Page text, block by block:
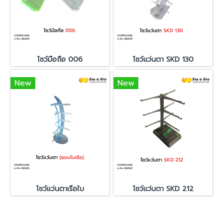
โชว์มือถือ 006 โชว์แว่นตา SKD 130
New
โชว์แว่นตาเรือใบ
New
โชว์แว่นตา SKD 212